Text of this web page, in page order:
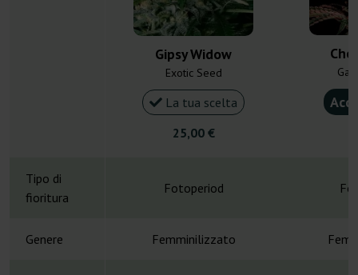
Gipsy Widow
Exotic Seed
La tua scelta
25,00 €
Tipo di
fioritura
Fotoperiod
Genere Femminilizzato